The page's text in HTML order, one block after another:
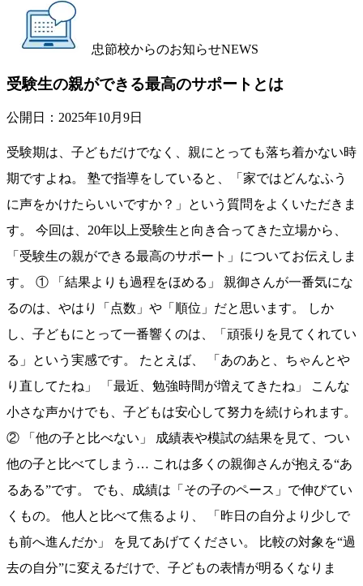
忠節校からのお知らせNEWS
受験生の親ができる最高のサポートとは
公開日： 2025年10月9日
受験期は、子どもだけでなく、親にとっても落ち着かない時
期ですよね。 塾で指導をしていると、「家ではどんなふう
に声をかけたらいいですか？」という質問をよくいただきま
す。 今回は、20年以上受験生と向き合ってきた立場から、
「受験生の親ができる最高のサポート」についてお伝えしま
す。 ① 「結果よりも過程をほめる」 親御さんが一番気にな
るのは、やはり「点数」や「順位」だと思います。 しか
し、子どもにとって一番響くのは、「頑張りを見てくれてい
る」という実感です。 たとえば、 「あのあと、ちゃんとや
り直してたね」 「最近、勉強時間が増えてきたね」 こんな
小さな声かけでも、子どもは安心して努力を続けられます。
② 「他の子と比べない」 成績表や模試の結果を見て、つい
他の子と比べてしまう… これは多くの親御さんが抱える“あ
るある”です。 でも、成績は「その子のペース」で伸びてい
くもの。 他人と比べて焦るより、 「昨日の自分より少しで
も前へ進んだか」 を見てあげてください。 比較の対象を“過
去の自分”に変えるだけで、子どもの表情が明るくなりま